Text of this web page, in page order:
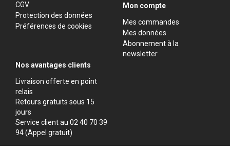
CGV
Protection des données
Préférences de cookies
Mon compte
Mes commandes
Mes données
Abonnement à la
newsletter
Nos avantages clients
Livraison offerte en point
relais
Retours gratuits sous 15
jours
Service client au 02 40 70 39
94 (Appel gratuit)